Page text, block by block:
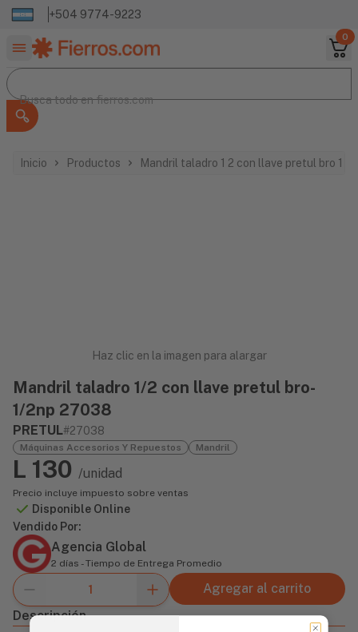
+504 9774-9223
0
Buscar productos
Busca todo en
Busca todo enfierros.com
Inicio Productos Mandril taladro 1 2 con llave pretul bro 1
Haz clic en la imagen para alargar
Mandril taladro 1/2 con llave pretul bro-
1/2np 27038
PRETUL#27038
Máquinas Accesorios Y Repuestos Mandril
L 130 /unidad
Precio incluye impuesto sobre ventas
Disponible Online
Vendido Por:
Agencia Global
2 días - Tiempo de Entrega Promedio
Agregar al carrito
Descripción